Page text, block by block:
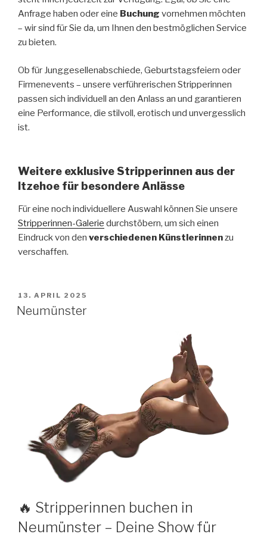
Anfrage haben oder eine Buchung vornehmen möchten
– wir sind für Sie da, um Ihnen den bestmöglichen Service
zu bieten.
Ob für Junggesellenabschiede, Geburtstagsfeiern oder
Firmenevents – unsere verführerischen Stripperinnen
passen sich individuell an den Anlass an und garantieren
eine Performance, die stilvoll, erotisch und unvergesslich
ist.
Weitere exklusive Stripperinnen aus der
Itzehoe für besondere Anlässe
Für eine noch individuellere Auswahl können Sie unsere
Stripperinnen-Galerie durchstöbern, um sich einen
Eindruck von den verschiedenen Künstlerinnenzu
verschaffen.
VERÖFFENTLICHT
AM
13. APRIL 2025
Neumünster
🔥 Stripperinnen buchen in
Neumünster – Deine Show für